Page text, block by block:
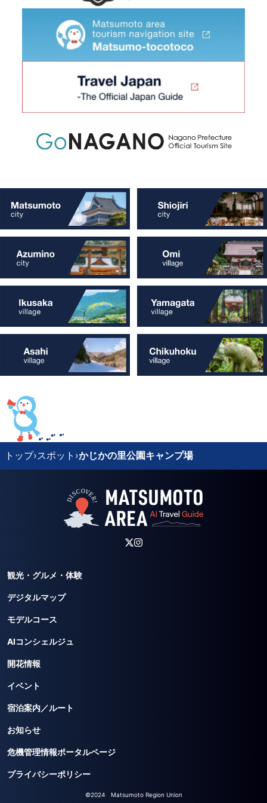
トップ›スポット ›かじかの里公園キャンプ場
観光・グルメ・体験
デジタルマップ
モデルコース
AIコンシェルジュ
開花情報
イベント
宿泊案内／ルート
お知らせ
危機管理情報ポータルページ
プライバシーポリシー
©2024 Matsumoto Region Union